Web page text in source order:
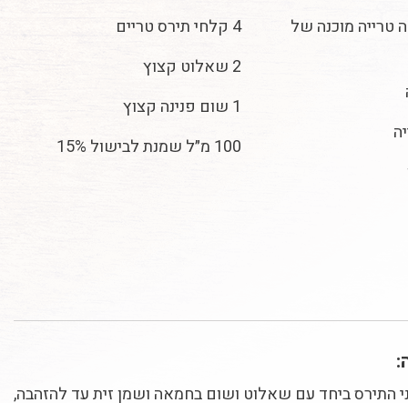
טרייה מוכנה של
4 קלחי תירס טריים
2 שאלוט קצוץ
1 שום פנינה קצוץ
100 מ״ל שמנת לבישול 15%
התירס ביחד עם שאלוט ושום בחמאה ושמן זית עד להזהבה,